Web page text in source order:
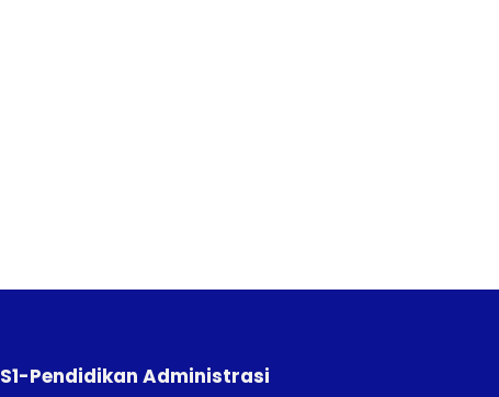
S1-Pendidikan Administrasi